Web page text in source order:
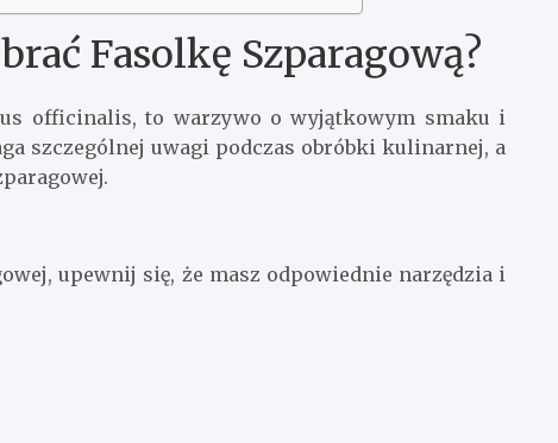
Fasolkę Szparagową?
officinalis, to warzywo o wyjątkowym smaku i
szczególnej uwagi podczas obróbki kulinarnej, a
upewnij się, że masz odpowiednie narzędzia i